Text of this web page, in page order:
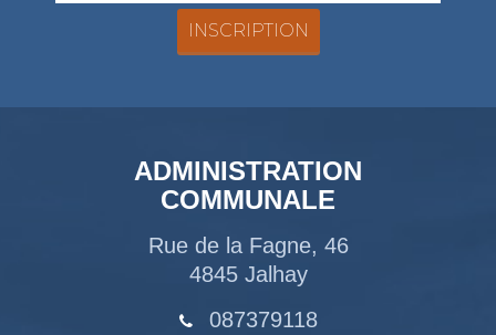
ADMINISTRATION
COMMUNALE
Rue de la Fagne, 46
4845 Jalhay
087379118